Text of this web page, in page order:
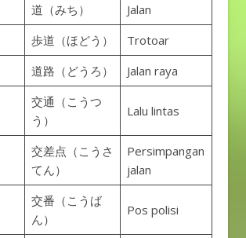
道（みち）
Jalan
歩道（ほどう）
Trotoar
道路（どうろ）
Jalan raya
交通（こうつ
う）
Lalu lintas
交差点（こうさ
てん）
Persimpangan
jalan
交番（こうば
ん）
Pos polisi